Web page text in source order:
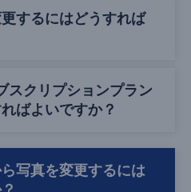
するにはどうすれば
スクリプションプラン
ばよいですか？
写真を変更するには